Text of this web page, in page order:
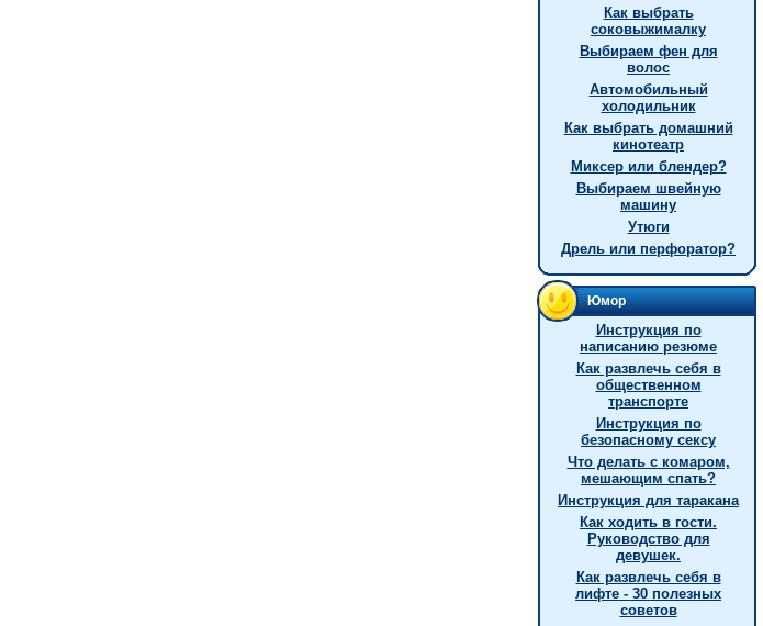
Как выбрать
соковыжималку
Выбираем фен для
волос
Автомобильный
холодильник
Как выбрать домашний
кинотеатр
Миксер или блендер?
Выбираем швейную
машину
Утюги
Дрель или перфоратор?
Юмор
Инструкция по
написанию резюме
Как развлечь себя в
общественном
транспорте
Инструкция по
безопасному сексу
Что делать с комаром,
мешающим спать?
Инструкция для таракана
Как ходить в гости.
Руководство для
девушек.
Как развлечь себя в
лифте - 30 полезных
советов